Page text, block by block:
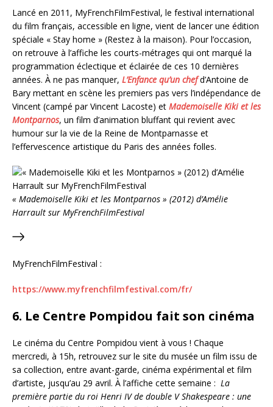
Lancé en 2011, MyFrenchFilmFestival, le festival international
du film français, accessible en ligne, vient de lancer une édition
spéciale « Stay home » (Restez à la maison). Pour l’occasion,
on retrouve à l’affiche les courts-métrages qui ont marqué la
programmation éclectique et éclairée de ces 10 dernières
années. À ne pas manquer, L’Enfance qu’un chef d’Antoine de
Bary mettant en scène les premiers pas vers l’indépendance de
Vincent (campé par Vincent Lacoste) et Mademoiselle Kiki et les
Montparnos, un film d’animation bluffant qui revient avec
humour sur la vie de la Reine de Montparnasse et
l’effervescence artistique du Paris des années folles.
« Mademoiselle Kiki et les Montparnos » (2012) d’Amélie
Harrault sur MyFrenchFilmFestival
MyFrenchFilmFestival :
https://www.myfrenchfilmfestival.com/fr/
6. Le Centre Pompidou fait son cinéma
Le cinéma du Centre Pompidou vient à vous ! Chaque
mercredi, à 15h, retrouvez sur le site du musée un film issu de
sa collection, entre avant-garde, cinéma expérimental et film
d’artiste, jusqu’au 29 avril. À l’affiche cette semaine : La
première partie du roi Henri IV de double V Shakespeare : une